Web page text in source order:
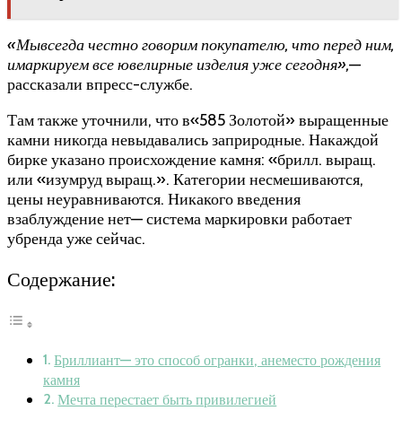
«Мывсегда честно говорим покупателю, что перед ним,
имаркируем все ювелирные изделия уже сегодня»,—
рассказали впресс-службе.
Там также уточнили, что в«585 Золотой» выращенные
камни никогда невыдавались заприродные. Накаждой
бирке указано происхождение камня: «брилл. выращ.
или «изумруд выращ.». Категории несмешиваются,
цены неуравниваются. Никакого введения
взаблуждение нет— система маркировки работает
убренда уже сейчас.
Содержание:
Бриллиант— это способ огранки, анеместо рождения
камня
Мечта перестает быть привилегией